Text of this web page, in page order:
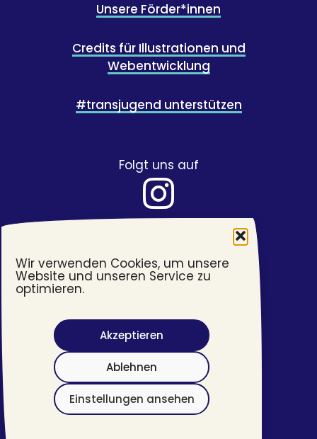
Wir verwenden Cookies, um unsere
Website und unseren Service zu
optimieren.
Akzeptieren
Ablehnen
Einstellungen ansehen
Unsere Förder*innen
Credits für Illustrationen und
Webentwicklung
#transjugend unterstützen
Folgt uns auf
Barrierefreiheit
Impressum
Datenschutzerklärung